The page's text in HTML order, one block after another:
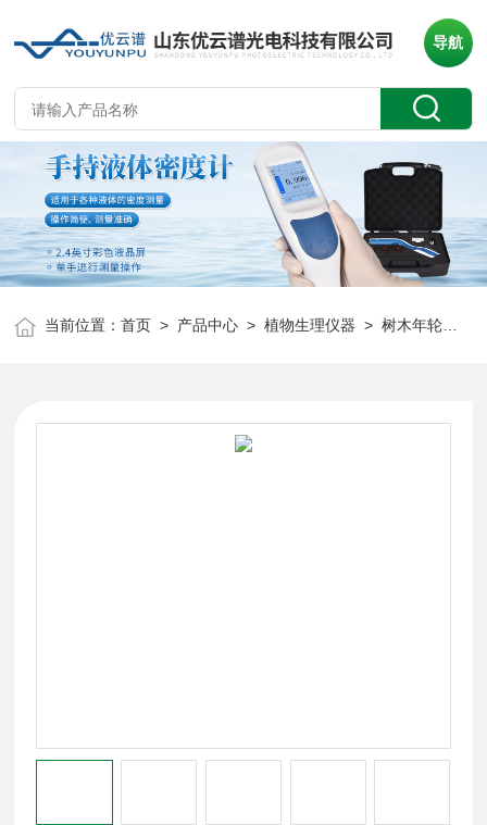
导航
当前位置：首页 > 产品中心 >植物生理仪器 >树木年轮分析仪